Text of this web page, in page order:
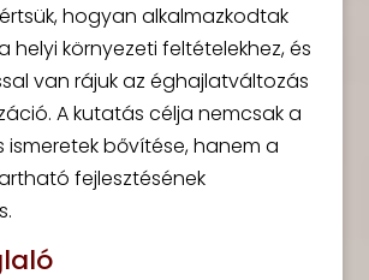
hogyan alkalmazkodtak
helyi környezeti feltételekhez, és
van rájuk az éghajlatváltozás
A kutatás célja nemcsak a
bővítése, hanem a
fejlesztésének